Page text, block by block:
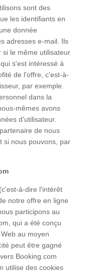
sont des
les identifiants en
donnée
adresses e-mail. Ils
si le même utilisateur
s'est intéressé à
de l'offre, c'est-à-
par exemple.
dans la
mêmes avons
d'utilisateur.
de nous
si nous pouvons, par
à-dire l'intérêt
notre offre en ligne
participons au
qui a été conçu
au moyen
peut être gagné
Booking.com
utilise des cookies